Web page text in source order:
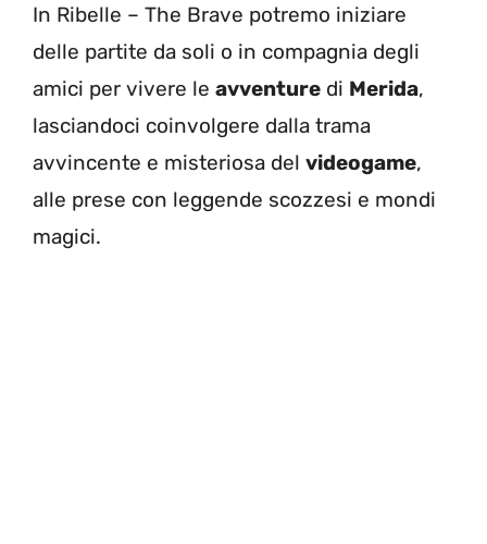
In Ribelle – The Brave potremo iniziare
delle partite da soli o in compagnia degli
amici per vivere le avventure di Merida,
lasciandoci coinvolgere dalla trama
avvincente e misteriosa del videogame,
alle prese con leggende scozzesi e mondi
magici.